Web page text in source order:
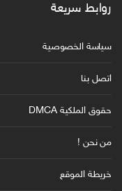
روابط سريعة
سياسة الخصوصية
اتصل بنا
حقوق الملكية DMCA
من نحن !
خريطة الموقع